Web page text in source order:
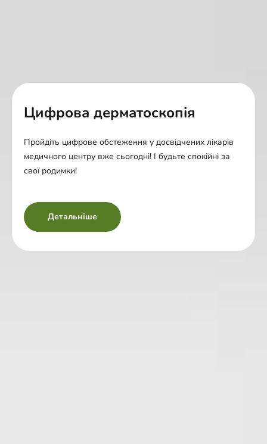
Цифрова дерматоскопія
Пройдіть цифрове обстеження у досвідчених лікарів
медичного центру вже сьогодні! І будьте спокійні за
свої родимки!
Детальніше